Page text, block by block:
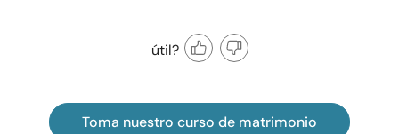
útil?
Toma nuestro curso de matrimonio